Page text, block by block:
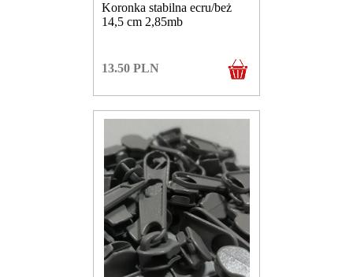
Koronka stabilna ecru/beż
14,5 cm 2,85mb
13.50 PLN